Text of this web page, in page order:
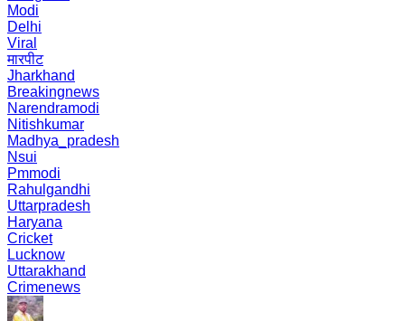
Modi
Delhi
Viral
मारपीट
Jharkhand
Breakingnews
Narendramodi
Nitishkumar
Madhya_pradesh
Nsui
Pmmodi
Rahulgandhi
Uttarpradesh
Haryana
Cricket
Lucknow
Uttarakhand
Crimenews